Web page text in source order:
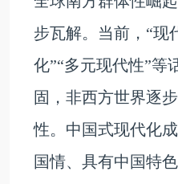
步瓦解。当前，“现
化”“多元现代性”等
固，非西方世界逐
性。中国式现代化
国情、具有中国特